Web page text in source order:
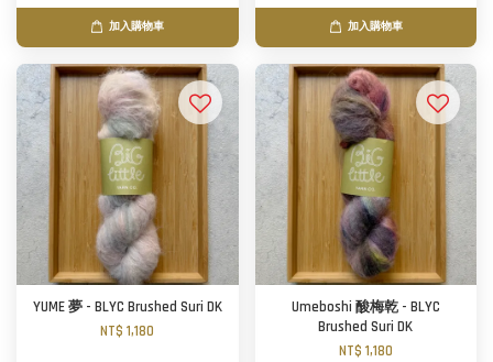
加入購物車 加入購物車
YUME 夢 - BLYC Brushed Suri DK
NT$ 1,180
Umeboshi 酸梅乾 - BLYC
Brushed Suri DK
NT$ 1,180